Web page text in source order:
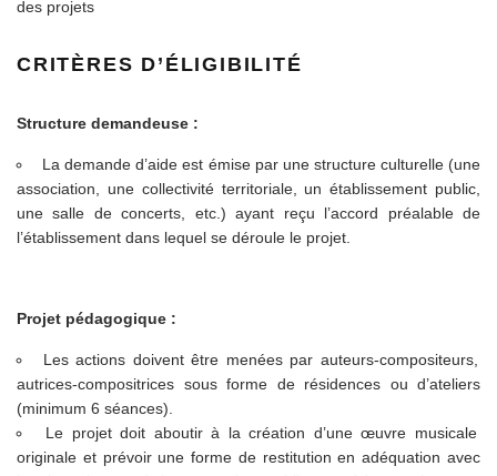
des projets
CRITÈRES D’ÉLIGIBILITÉ
Structure demandeuse :
La demande d’aide est émise par une structure culturelle (une
association, une collectivité territoriale, un établissement public,
une salle de concerts, etc.) ayant reçu l’accord préalable de
l’établissement dans lequel se déroule le projet.
Projet pédagogique :
Les actions doivent être menées par auteurs-compositeurs,
autrices-compositrices sous forme de résidences ou d’ateliers
(minimum 6 séances).
Le projet doit aboutir à la création d’une œuvre musicale
originale et prévoir une forme de restitution en adéquation avec